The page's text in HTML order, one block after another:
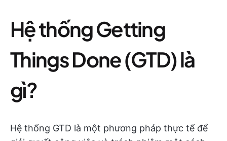
Hệ thống Getting
Things Done (GTD) là
gì?
Hệ thống GTD là một phương pháp thực tế để